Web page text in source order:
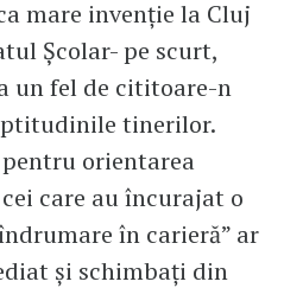
mare invenție la Cluj
Școlar- pe scurt,
un fel de cititoare-n
tinerilor.
orientarea
care au încurajat o
în carieră” ar
și schimbați din